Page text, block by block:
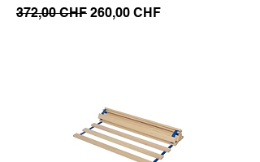
Prix original
372,00 CHF Prix promotionnel
260,00 CHF